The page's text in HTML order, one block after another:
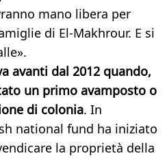
mano libera per
di El-Makhrour. E si
avanti dal 2012 quando,
un primo avamposto o
di colonia. In
national fund ha iniziato
la proprietà della